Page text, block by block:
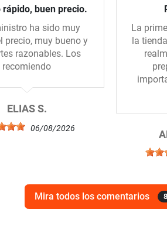
rápido, buen precio.
ha sido muy
precio, muy bueno y
razonables. Los
recomiendo
ELIAS S.
06/08/2026
La
la
Mira todos los comentarios